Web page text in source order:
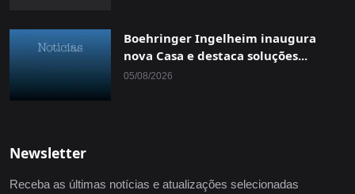
Boehringer Ingelheim inaugura
nova Casa e destaca soluções...
05/08/2026
Newsletter
Receba as últimas notícias e atualizações selecionadas